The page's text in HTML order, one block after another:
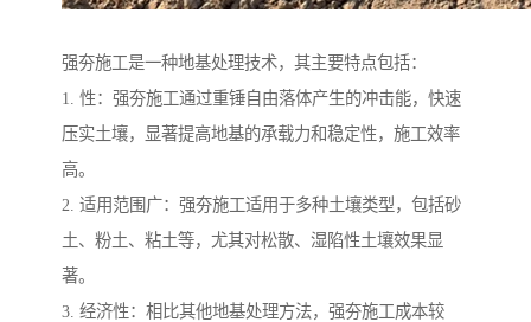
强夯施工是一种地基处理技术，其主要特点包括：
1. 性：强夯施工通过重锤自由落体产生的冲击能，快速
压实土壤，显著提高地基的承载力和稳定性，施工效率
高。
2. 适用范围广：强夯施工适用于多种土壤类型，包括砂
土、粉土、粘土等，尤其对松散、湿陷性土壤效果显
著。
3. 经济性：相比其他地基处理方法，强夯施工成本较